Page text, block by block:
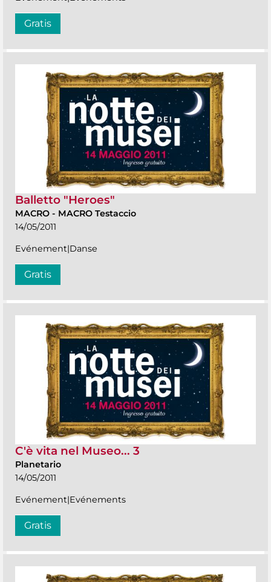
Gratis
Balletto "Heroes"
MACRO - MACRO Testaccio
14/05/2011
Evénement|Danse
Gratis
C'è vita nel Museo... 3
Planetario
14/05/2011
Evénement|Evénements
Gratis